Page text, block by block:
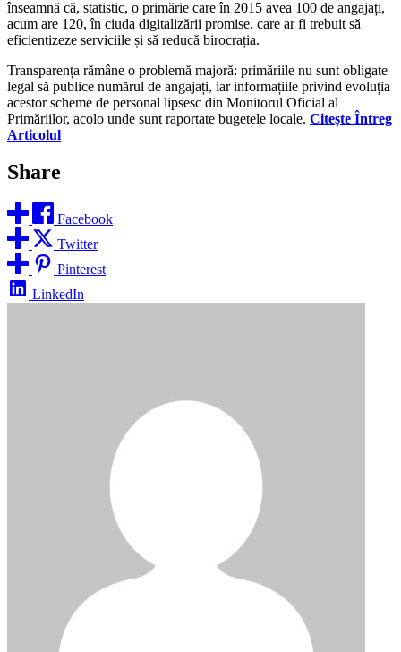
înseamnă că, statistic, o primărie care în 2015 avea 100 de angajați,
acum are 120, în ciuda digitalizării promise, care ar fi trebuit să
eficientizeze serviciile și să reducă birocrația.
Transparența rămâne o problemă majoră: primăriile nu sunt obligate
legal să publice numărul de angajați, iar informațiile privind evoluția
acestor scheme de personal lipsesc din Monitorul Oficial al
Primăriilor, acolo unde sunt raportate bugetele locale. Citește Întreg
Articolul
Share
Facebook
Twitter
Pinterest
LinkedIn